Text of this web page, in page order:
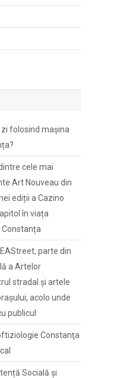
folosind mașina
cele mai
Art Nouveau din
ediții a Cazino
în viața
Constanța
parte din
a Artelor
stradal și artele
acolo unde
publicul
Constanţa
Socială și